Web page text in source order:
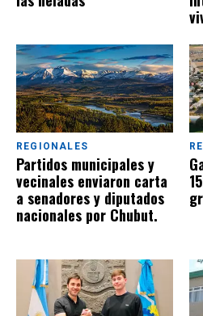
REGIONALES
Partidos municipales y
vecinales enviaron carta
a senadores y diputados
nacionales por Chubut.